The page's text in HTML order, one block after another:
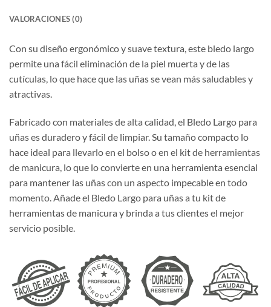
VALORACIONES (0)
Con su diseño ergonómico y suave textura, este bledo largo
permite una fácil eliminación de la piel muerta y de las
cutículas, lo que hace que las uñas se vean más saludables y
atractivas.
Fabricado con materiales de alta calidad, el Bledo Largo para
uñas es duradero y fácil de limpiar. Su tamaño compacto lo
hace ideal para llevarlo en el bolso o en el kit de herramientas
de manicura, lo que lo convierte en una herramienta esencial
para mantener las uñas con un aspecto impecable en todo
momento. Añade el Bledo Largo para uñas a tu kit de
herramientas de manicura y brinda a tus clientes el mejor
servicio posible.